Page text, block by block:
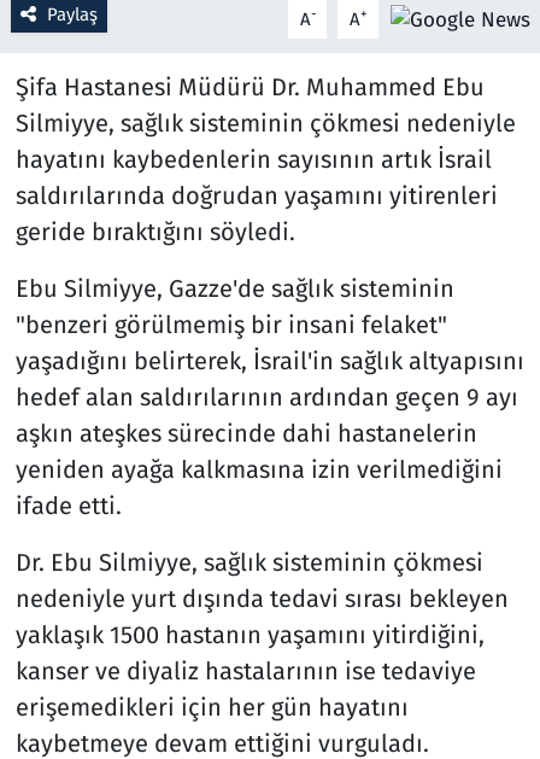
Paylaş A- A+
Şifa Hastanesi Müdürü Dr. Muhammed Ebu
Silmiyye, sağlık sisteminin çökmesi nedeniyle
hayatını kaybedenlerin sayısının artık İsrail
saldırılarında doğrudan yaşamını yitirenleri
geride bıraktığını söyledi.
Ebu Silmiyye, Gazze'de sağlık sisteminin
"benzeri görülmemiş bir insani felaket"
yaşadığını belirterek, İsrail'in sağlık altyapısını
hedef alan saldırılarının ardından geçen 9 ayı
aşkın ateşkes sürecinde dahi hastanelerin
yeniden ayağa kalkmasına izin verilmediğini
ifade etti.
Dr. Ebu Silmiyye, sağlık sisteminin çökmesi
nedeniyle yurt dışında tedavi sırası bekleyen
yaklaşık 1500 hastanın yaşamını yitirdiğini,
kanser ve diyaliz hastalarının ise tedaviye
erişemedikleri için her gün hayatını
kaybetmeye devam ettiğini vurguladı.
Spor
Teknoloji ve Bilim
Televizyon